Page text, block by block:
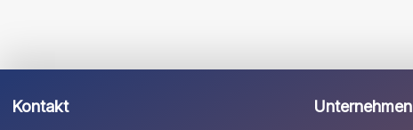
Kontakt Unternehmen